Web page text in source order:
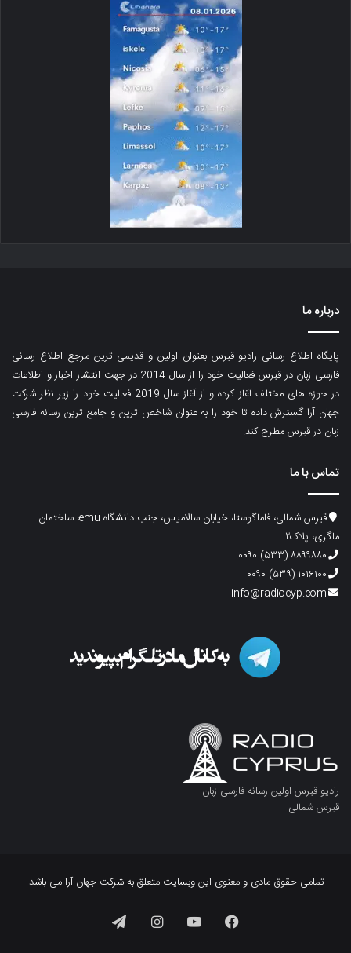
درباره ما
پایگاه اطلاع رسانی رادیو قبرس بعنوان اولین و قدیمی ترین مرجع اطلاع رسانی
فارسی زبان در قبرس فعالیت خود را از سال 2014 در جهت انتشار اخبار و اطلاعات
در حوزه های مختلف آغاز کرده و از آغاز سال 2019 فعالیت خود را زیر نظر شرکت
جهان آرا گسترش داده تا خود را به عنوان شاخص ترین و جامع ترین رسانه فارسی
زبان در قبرس مطرح کند.
تماس با ما
قبرس شمالی، فاماگوستا، خیابان سالامیس، جنب دانشگاه emu، ساختمان
ماگری، پلاک۲
۸۸۹۹۸۸۰ (۵۳۳) ۰۰۹۰
۱۰۱۶۱۰۰ (۵۳۹) ۰۰۹۰
info@radiocyp.com
رادیو قبرس اولین رسانه فارسی زبان
قبرس شمالی
تمامی حقوق مادی و معنوی این وبسایت متعلق به شرکت جهان آرا می باشد.
فیسبوک یوتیوب اینستاگرام